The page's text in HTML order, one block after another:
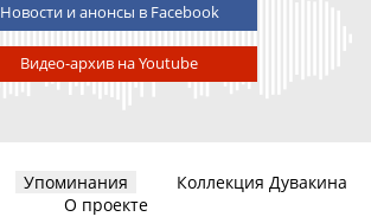
Новости и анонсы в Facebook
Видео-архив на Youtube
Упоминания
Коллекция Дувакина
О проекте